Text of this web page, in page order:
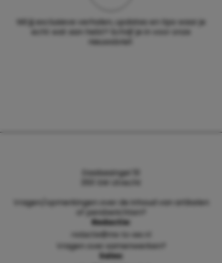
Wil jij exclusieve verhalen, updates en tips waar je
echt wat aan hebt? Schrijf je in voor onze
nieuwsbrief.
Daalsesingel 51
3511 SW Utrecht
Vragen/opmerkingen over de inhoud van artikelen
of persberichten?
Redactie:
redactie@me-to-we.nl
Vragen over samenwerken?
Sales: